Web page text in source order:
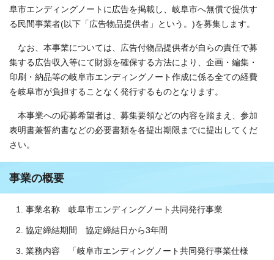
阜市エンディングノートに広告を掲載し、岐阜市へ無償で提供す
る民間事業者(以下「広告物品提供者」という。)を募集します。
なお、本事業については、広告付物品提供者が自らの責任で募
集する広告収入等にて財源を確保する方法により、企画・編集・
印刷・納品等の岐阜市エンディングノート作成に係る全ての経費
を岐阜市が負担することなく発行するものとなります。
本事業への応募希望者は、募集要領などの内容を踏まえ、参加
表明書兼誓約書などの必要書類を各提出期限までに提出してくだ
さい。
事業の概要
事業名称 岐阜市エンディングノート共同発行事業
協定締結期間 協定締結日から3年間
業務内容 「岐阜市エンディングノート共同発行事業仕様